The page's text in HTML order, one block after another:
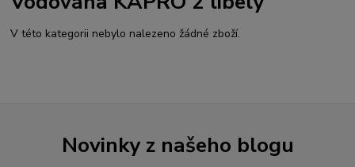
V této kategorii nebylo nalezeno žádné zboží.
Novinky z našeho blogu